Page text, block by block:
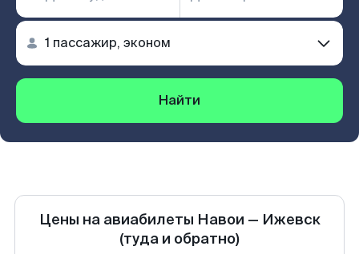
Найти
Цены на авиабилеты Навои — Ижевск
(туда и обратно)